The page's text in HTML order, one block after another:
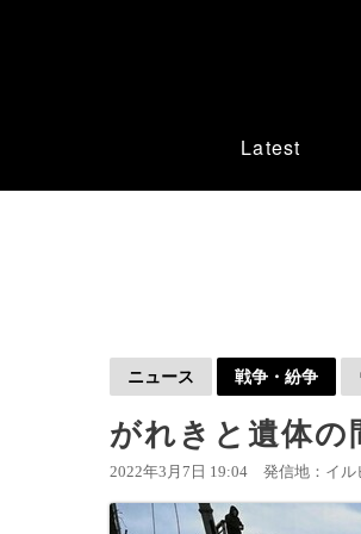
Latest
ニュース 戦争・紛争
がれきと遺体の
2022年3月7日 19:04 発信地：イ